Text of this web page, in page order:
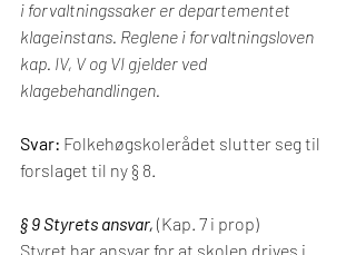
i forvaltningssaker er departementet
klageinstans. Reglene i forvaltningsloven
kap. IV, V og VI gjelder ved
klagebehandlingen.
Svar: Folkehøgskolerådet slutter seg til
forslaget til ny § 8.
§ 9 Styrets ansvar, (Kap. 7 i prop)
Styret har ansvar for at skolen drives i